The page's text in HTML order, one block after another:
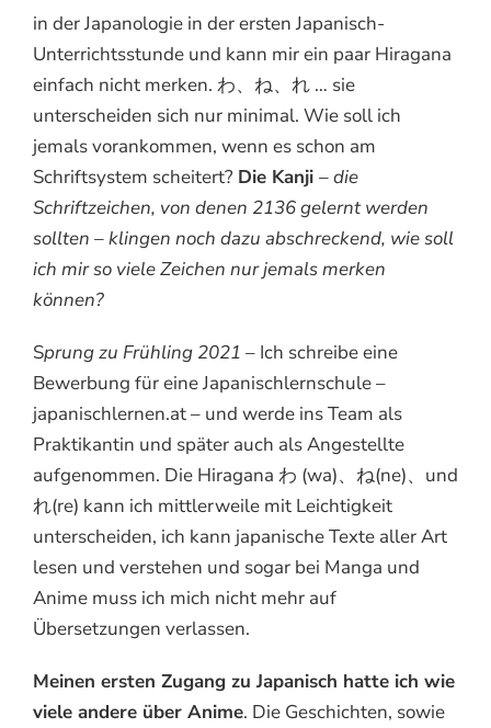
in der Japanologie in der ersten Japanisch-
Unterrichtsstunde und kann mir ein paar Hiragana
einfach nicht merken. わ、ね、れ … sie
unterscheiden sich nur minimal. Wie soll ich
jemals vorankommen, wenn es schon am
Schriftsystem scheitert? Die Kanji – die
Schriftzeichen, von denen 2136 gelernt werden
sollten – klingen noch dazu abschreckend, wie soll
ich mir so viele Zeichen nur jemals merken
können?
Sprung zu Frühling 2021 – Ich schreibe eine
Bewerbung für eine Japanischlernschule –
japanischlernen.at – und werde ins Team als
Praktikantin und später auch als Angestellte
aufgenommen. Die Hiragana わ (wa)、ね(ne)、und
れ(re) kann ich mittlerweile mit Leichtigkeit
unterscheiden, ich kann japanische Texte aller Art
lesen und verstehen und sogar bei Manga und
Anime muss ich mich nicht mehr auf
Übersetzungen verlassen.
Meinen ersten Zugang zu Japanisch hatte ich wie
viele andere über Anime. Die Geschichten, sowie